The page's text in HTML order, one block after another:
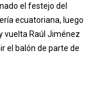
el festejo del
ecuatoriana, luego
vuelta Raúl Jiménez
el balón de parte de